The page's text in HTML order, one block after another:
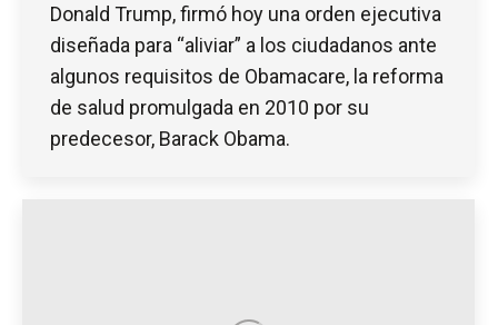
Donald Trump, firmó hoy una orden ejecutiva
diseñada para “aliviar” a los ciudadanos ante
algunos requisitos de Obamacare, la reforma
de salud promulgada en 2010 por su
predecesor, Barack Obama.